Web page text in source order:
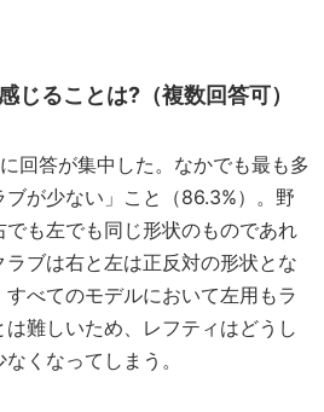
じることは?（複数回答可）
回答が集中した。なかでも最も多
が少ない」こと（86.3%）。野
も左でも同じ形状のものであれ
ブは右と左は正反対の形状とな
べてのモデルにおいて左用もラ
難しいため、レフティはどうし
くなってしまう。